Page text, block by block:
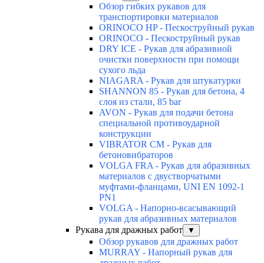
Обзор гибких рукавов для
транспортировки материалов
ORINOCO HP - Пескоструйный рукав
ORINOCO - Пескоструйный рукав
DRY ICE - Рукав для абразивной
очистки поверхности при помощи
сухого льда
NIAGARA - Рукав для штукатурки
SHANNON 85 - Рукав для бетона, 4
слоя из стали, 85 bar
AVON - Рукав для подачи бетона
специальной противоударной
конструкции
VIBRATOR CM - Рукав для
бетоновибраторов
VOLGA FRA - Рукав для абразивных
материалов с двустворчатыми
муфтами-фланцами, UNI EN 1092-1
PN1
VOLGA - Напорно-всасывающий
рукав для абразивных материалов
Рукава для дражных работ
▼
Обзор рукавов для дражных работ
MURRAY - Напорный рукав для